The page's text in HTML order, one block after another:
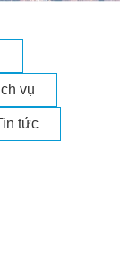
vụ
tức